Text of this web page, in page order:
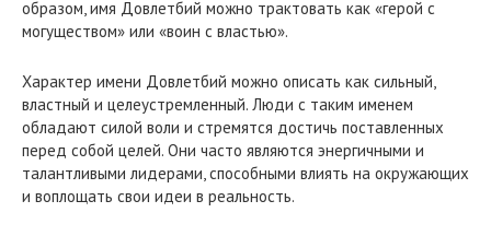
образом, имя Довлетбий можно трактовать как «герой с
могуществом» или «воин с властью».
Характер имени Довлетбий можно описать как сильный,
властный и целеустремленный. Люди с таким именем
обладают силой воли и стремятся достичь поставленных
перед собой целей. Они часто являются энергичными и
талантливыми лидерами, способными влиять на окружающих
и воплощать свои идеи в реальность.